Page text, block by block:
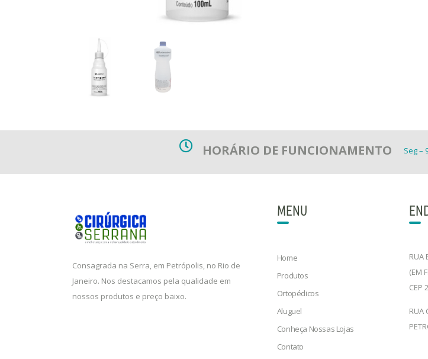
HORÁRIO DE FUNCIONAMENTO Seg –
Consagrada na Serra, em Petrópolis, no Rio de
Janeiro. Nos destacamos pela qualidade em
nossos produtos e preço baixo.
MENU
Home
Produtos
Ortopédicos
Aluguel
Conheça Nossas Lojas
Contato
RUA
(EM
CEP
RUA